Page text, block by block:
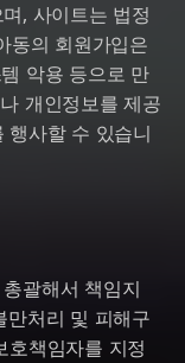
, 사이트는 법정
동의 회원가입은
악용 등으로 만
개인정보를 제공
행사할 수 있습니
괄해서 책임지
만처리 및 피해구
호책임자를 지정